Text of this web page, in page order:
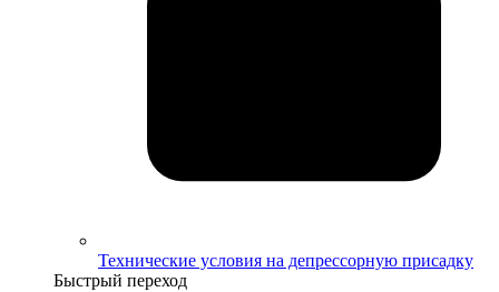
Технические условия на депрессорную присадку
Быстрый переход